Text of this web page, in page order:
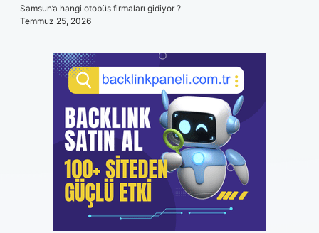
Samsun’a hangi otobüs firmaları gidiyor ?
Temmuz 25, 2026